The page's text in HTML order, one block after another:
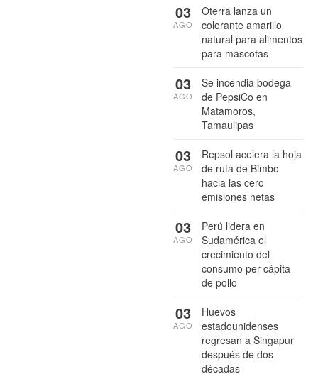
Oterra lanza un
colorante amarillo
natural para alimentos
para mascotas
03
AGO
Se incendia bodega
de PepsiCo en
Matamoros,
Tamaulipas
03
AGO
Repsol acelera la hoja
de ruta de Bimbo
hacia las cero
emisiones netas
03
AGO
Perú lidera en
Sudamérica el
crecimiento del
consumo per cápita
de pollo
03
AGO
Huevos
estadounidenses
regresan a Singapur
después de dos
décadas
03
AGO